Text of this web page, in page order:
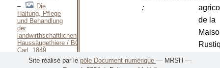
Die
Haltung, Pflege
und Behandlung
der
landwirthschaftlichen
Haussäugethiere / BÖHM
Carl, 1849
Der
:
de la
Site réalisé par le pôle Document numérique — MRSH —